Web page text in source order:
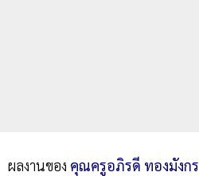
ผลงานของ คุณครูอภิรดี ทองมังกร